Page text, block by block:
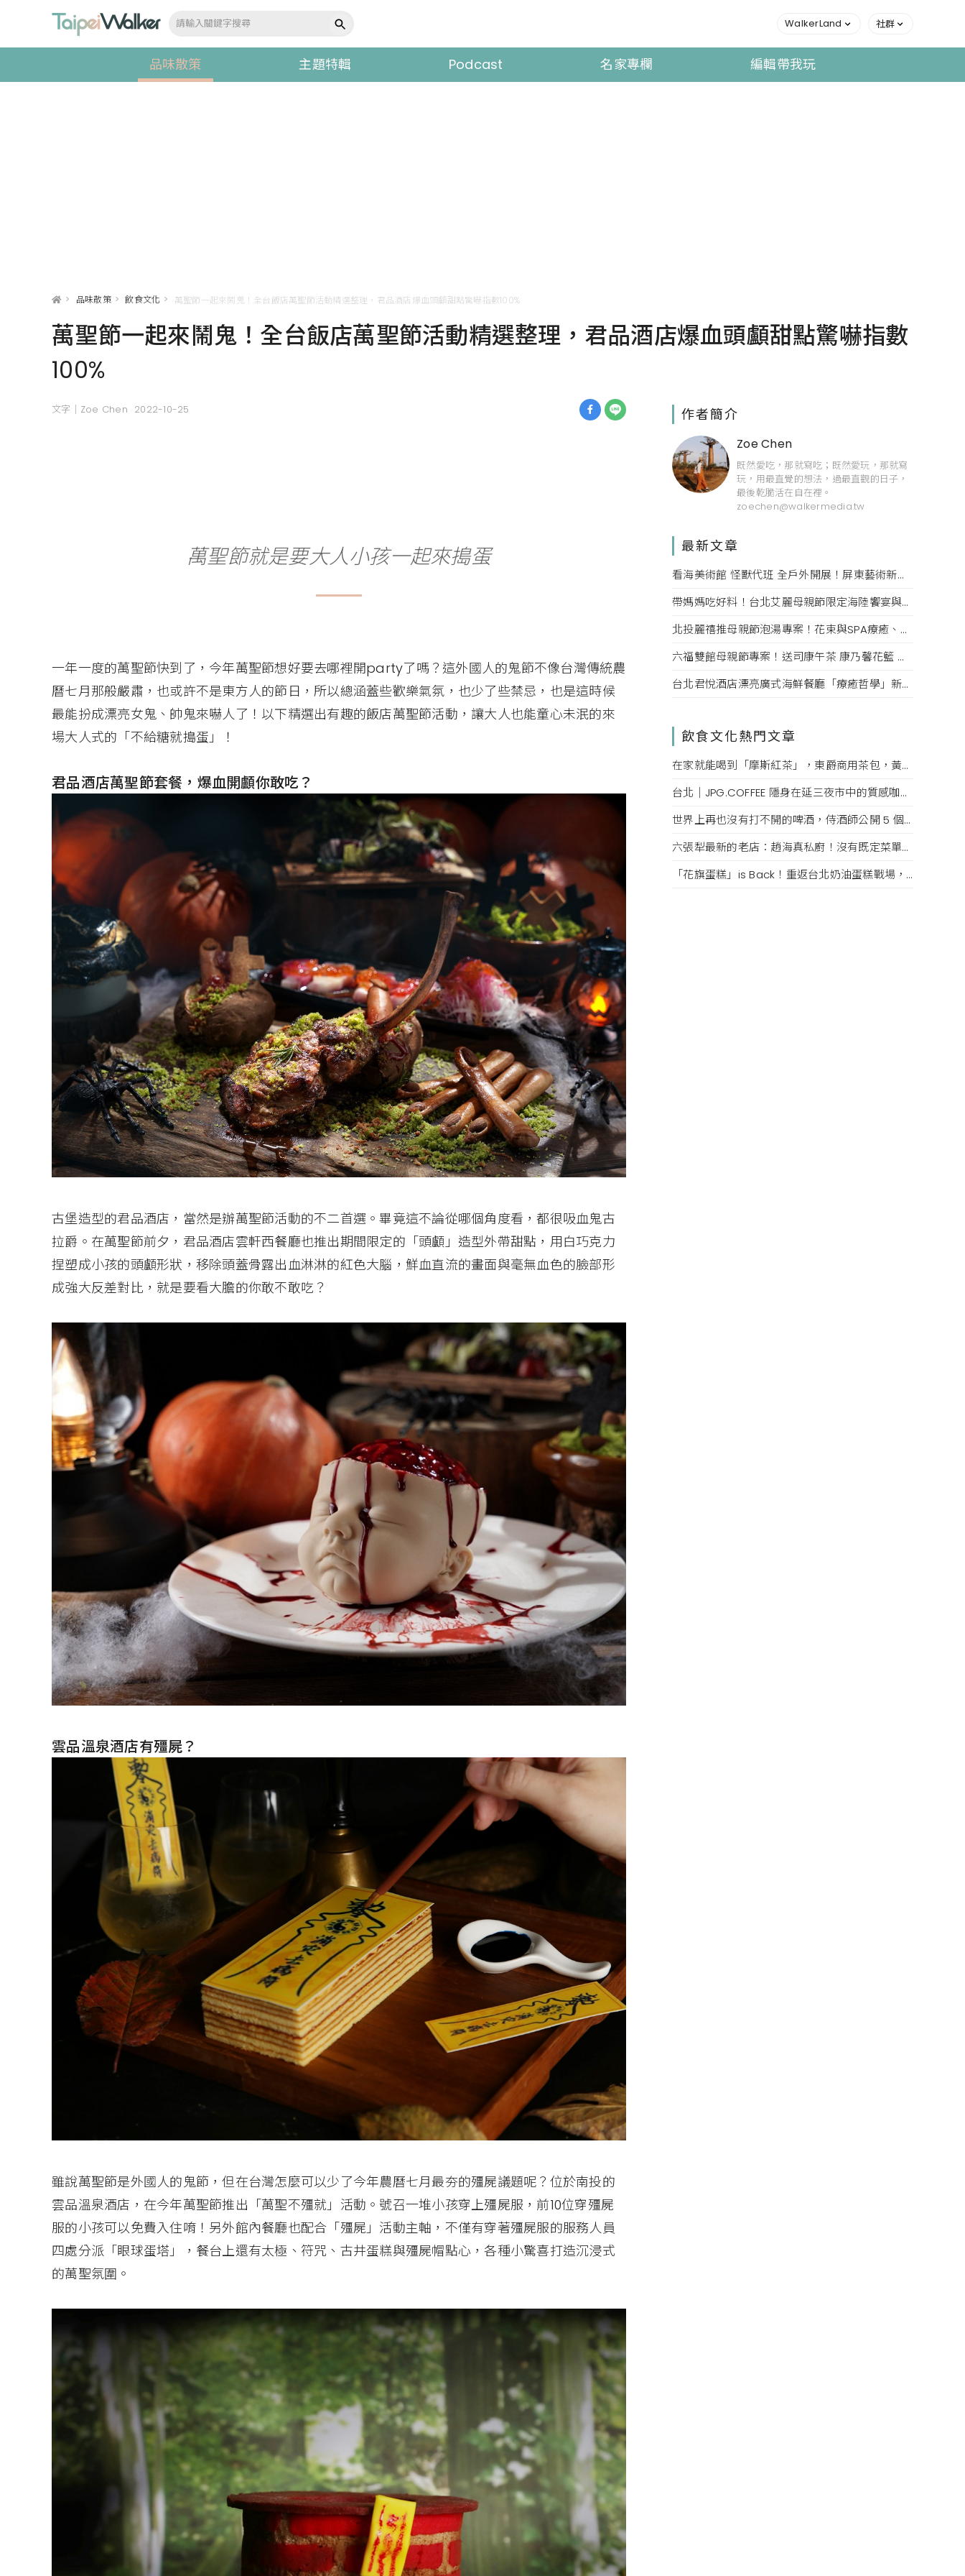
WalkerLand 社群
品味散策 主題特輯 Podcast 名家專欄 編輯帶我玩
> 品味散策 > 飲食文化 > 萬聖節一起來鬧鬼！全台飯店萬聖節活動精選整理，君品酒店爆血頭顱甜點驚嚇指數100%
萬聖節一起來鬧鬼！全台飯店萬聖節活動精選整理，君品酒店爆血頭顱甜點驚嚇指數
100%
文字｜Zoe Chen 2022-10-25
萬聖節就是要大人小孩一起來搗蛋
一年一度的萬聖節快到了，今年萬聖節想好要去哪裡開party了嗎？這外國人的鬼節不像台灣傳統農
曆七月那般嚴肅，也或許不是東方人的節日，所以總涵蓋些歡樂氣氛，也少了些禁忌，也是這時候
最能扮成漂亮女鬼、帥鬼來嚇人了！以下精選出有趣的飯店萬聖節活動，讓大人也能童心未泯的來
場大人式的「不給糖就搗蛋」！
君品酒店萬聖節套餐，爆血開顱你敢吃？
古堡造型的君品酒店，當然是辦萬聖節活動的不二首選。畢竟這不論從哪個角度看，都很吸血鬼古
拉爵。在萬聖節前夕，君品酒店雲軒西餐廳也推出期間限定的「頭顱」造型外帶甜點，用白巧克力
捏塑成小孩的頭顱形狀，移除頭蓋骨露出血淋淋的紅色大腦，鮮血直流的畫面與毫無血色的臉部形
成強大反差對比，就是要看大膽的你敢不敢吃？
雲品溫泉酒店有殭屍？
雖說萬聖節是外國人的鬼節，但在台灣怎麼可以少了今年農曆七月最夯的殭屍議題呢？位於南投的
雲品溫泉酒店，在今年萬聖節推出「萬聖不殭就」活動。號召一堆小孩穿上殭屍服，前10位穿殭屍
服的小孩可以免費入住唷！另外館內餐廳也配合「殭屍」活動主軸，不僅有穿著殭屍服的服務人員
四處分派「眼球蛋塔」，餐台上還有太極、符咒、古井蛋糕與殭屍帽點心，各種小驚喜打造沉浸式
的萬聖氛圍。
作者簡介
Zoe Chen
既然愛吃，那就寫吃；既然愛玩，那就寫
玩，用最直覺的想法，過最直觀的日子，
最後乾脆活在自在裡。
zoechen@walkermedia.tw
最新文章
看海美術館 怪獸代班 全戶外開展！屏東藝術新亮點 網美必拍。
帶媽媽吃好料！台北艾麗母親節限定海陸饗宴與住房專案一次收藏。
北投麗禧推母親節泡湯專案！花束與SPA療癒、甜點同步登場
六福雙館母親節專案！送司康午茶 康乃馨花籃 演唱會票，高鐵78折限量。
台北君悅酒店漂亮廣式海鮮餐廳「療癒哲學」新菜單！每一口都成為心靈的享受。
飲食文化熱門文章
在家就能喝到「摩斯紅茶」，東爵商用茶包，黃金比例煮法，還原度百分百！
台北｜JPG.COFFEE 隱身在延三夜市中的質感咖啡店，絕美傢俱、必點鮮奶油拿鐵、可頌鬆餅
世界上再也沒有打不開的啤酒，侍酒師公開 5 個沒有開瓶器也能隨時開喝的技巧
六張犁最新的老店：趙海真私廚！沒有既定菜單，如同眷村媽媽的隨興，收到預訂發想最合適的眷村菜
「花旗蛋糕」is Back！重返台北奶油蛋糕戰場，掀起老台北人的回憶